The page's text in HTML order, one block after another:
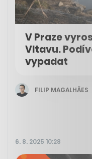
V Praze
Vltavu.
vypadat
FILIP MAGALHÃES
6. 8. 2025 10:28